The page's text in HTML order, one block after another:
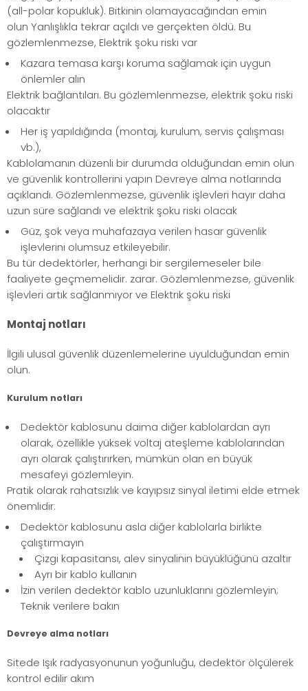
(all-polar kopukluk). Bitkinin olamayacağından emin
olun Yanlışlıkla tekrar açıldı ve gerçekten öldü. Bu
gözlemlenmezse, Elektrik şoku riski var
Kazara temasa karşı koruma sağlamak için uygun
önlemler alın
Elektrik bağlantıları. Bu gözlemlenmezse, elektrik şoku riski
olacaktır
Her iş yapıldığında (montaj, kurulum, servis çalışması
vb.),
Kablolamanın düzenli bir durumda olduğundan emin olun
ve güvenlik kontrollerini yapın Devreye alma notlarında
açıklandı. Gözlemlenmezse, güvenlik işlevleri hayır daha
uzun süre sağlandı ve elektrik şoku riski olacak
Güz, şok veya muhafazaya verilen hasar güvenlik
işlevlerini olumsuz etkileyebilir.
Bu tür dedektörler, herhangi bir sergilemeseler bile
faaliyete geçmemelidir. zarar. Gözlemlenmezse, güvenlik
işlevleri artık sağlanmıyor ve Elektrik şoku riski
Montaj notları
İlgili ulusal güvenlik düzenlemelerine uyulduğundan emin
olun.
Kurulum notları
Dedektör kablosunu daima diğer kablolardan ayrı
olarak, özellikle yüksek voltaj ateşleme kablolarından
ayrı olarak çalıştırırken, mümkün olan en büyük
mesafeyi gözlemleyin.
Pratik olarak rahatsızlık ve kayıpsız sinyal iletimi elde etmek
önemlidir:
Dedektör kablosunu asla diğer kablolarla birlikte
çalıştırmayın
Çizgi kapasitansı, alev sinyalinin büyüklüğünü azaltır
Ayrı bir kablo kullanın
İzin verilen dedektör kablo uzunluklarını gözlemleyin;
Teknik verilere bakın
Devreye alma notları
Sitede Işık radyasyonunun yoğunluğu, dedektör ölçülerek
kontrol edilir akım